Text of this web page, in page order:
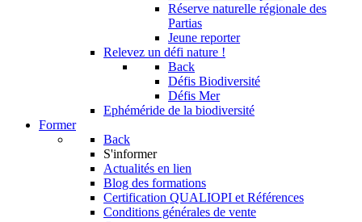
Réserve naturelle régionale des
Partias
Jeune reporter
Relevez un défi nature !
Back
Défis Biodiversité
Défis Mer
Ephéméride de la biodiversité
Former
Back
S'informer
Actualités en lien
Blog des formations
Certification QUALIOPI et Références
Conditions générales de vente